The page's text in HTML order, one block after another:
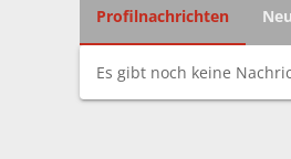
Profilnachrichten
Es gibt noch keine